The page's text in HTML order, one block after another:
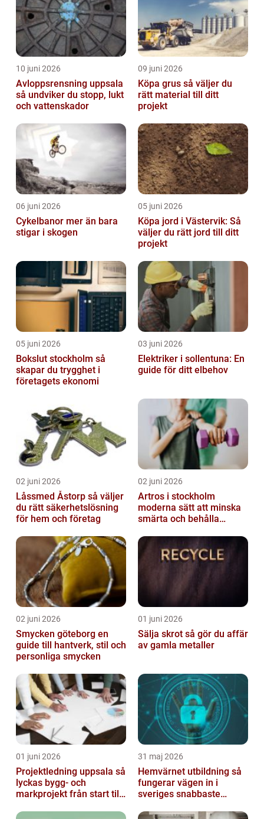
10 juni 2026
Avloppsrensning uppsala
så undviker du stopp, lukt
och vattenskador
09 juni 2026
Köpa grus så väljer du
rätt material till ditt
projekt
06 juni 2026
Cykelbanor mer än bara
stigar i skogen
05 juni 2026
Köpa jord i Västervik: Så
väljer du rätt jord till ditt
projekt
05 juni 2026
Bokslut stockholm så
skapar du trygghet i
företagets ekonomi
03 juni 2026
Elektriker i sollentuna: En
guide för ditt elbehov
02 juni 2026
Låssmed Åstorp så väljer
du rätt säkerhetslösning
för hem och företag
02 juni 2026
Artros i stockholm
moderna sätt att minska
smärta och behålla
02 juni 2026
Smycken göteborg en
guide till hantverk, stil och
personliga smycken
01 juni 2026
Sälja skrot så gör du affär
av gamla metaller
01 juni 2026
Projektledning uppsala så
lyckas bygg- och
markprojekt från start till
31 maj 2026
Hemvärnet utbildning så
fungerar vägen in i
sveriges snabbaste